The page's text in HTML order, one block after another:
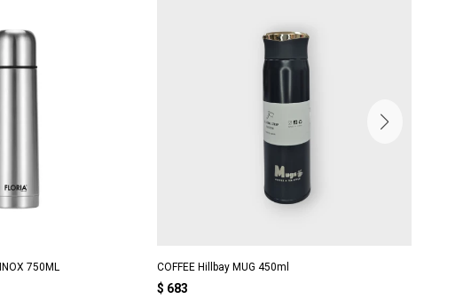
750ML COFFEE Hillbay MUG 450ml
$ 683